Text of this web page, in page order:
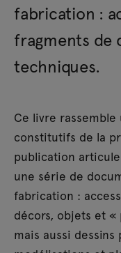
fabrication :
fragments de
techniques.
Ce livre rassemble
constitutifs de la
publication
une série de
fabrication :
décors, objets et «
mais aussi